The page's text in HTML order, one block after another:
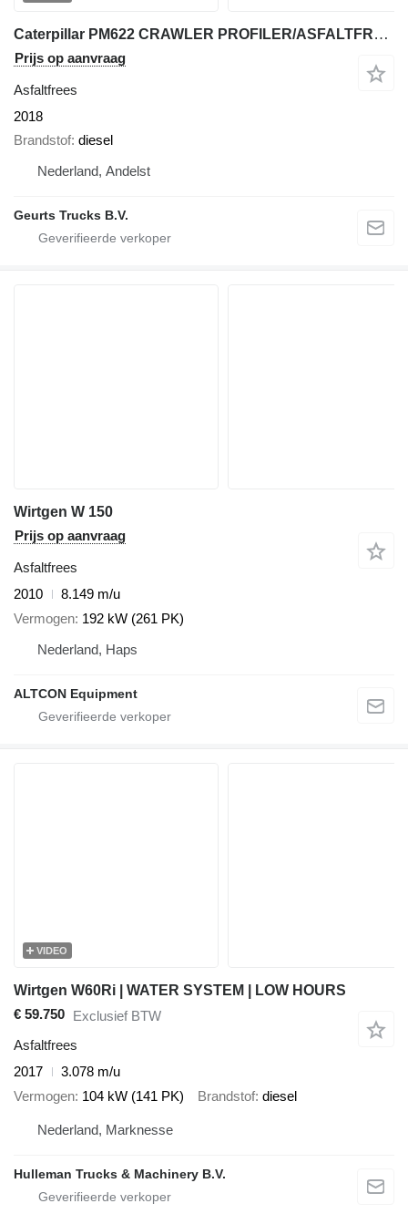
Caterpillar PM622 CRAWLER PROFILER/ASFALTFREESMACHINE/ASPHALTFRÄSEN-MASCHINE
Prijs op aanvraag
Asfaltfrees
2018
Brandstof diesel
Nederland, Andelst
Geurts Trucks B.V.
Wirtgen W 150
Prijs op aanvraag
Asfaltfrees
2010
8.149 m/u
Vermogen 192 kW (261 PK)
Nederland, Haps
ALTCON Equipment
VIDEO
Wirtgen W60Ri | WATER SYSTEM | LOW HOURS
€ 59.750 Exclusief BTW
Asfaltfrees
2017
3.078 m/u
Vermogen 104 kW (141 PK) Brandstof diesel
Nederland, Marknesse
Hulleman Trucks & Machinery B.V.